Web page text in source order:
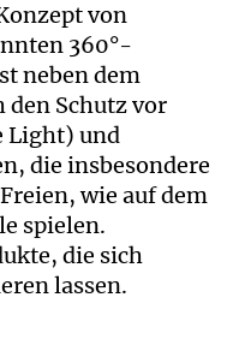
von
360°-
neben dem
den Schutz vor
Light) und
die insbesondere
wie auf dem
spielen.
die sich
lassen.